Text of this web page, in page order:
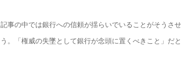
記事の中では銀行への信頼が揺らいでいることがそうさ
う。「権威の失墜として銀行が念頭に置くべきこと」だと